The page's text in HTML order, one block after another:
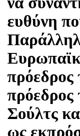
ευθύνη
πρόεδρος
Σούλτς
ως